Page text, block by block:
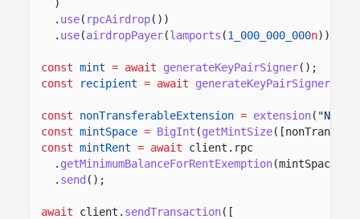
)
. use( rpcAirdrop())
. use(airdropPayer(lamports (1_000_000_000n)));
const mint = await generateKeyPairSigner();
const
recipient = await generateKeyPairSigner
const nonTransferableExtension = extension(
const mintSpace = BigInt (getMintSize
const mintRent = await
client.rpc
. getMinimumBalanceForRentExemption(mintSpace)
. send ();
await client. sendTransaction([